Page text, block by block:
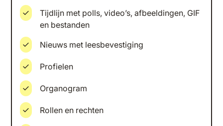
Tijdlijn met polls, video’s, afbeeldingen, GIF
en bestanden
Nieuws met leesbevestiging
Profielen
Organogram
Rollen en rechten